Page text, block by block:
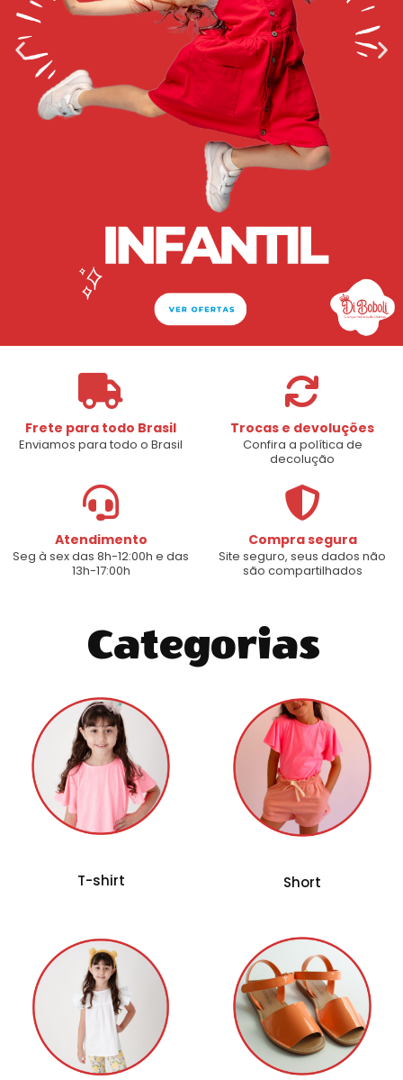
Frete para todo Brasil
Enviamos para todo o Brasil
Trocas e devoluções
Confira a política de
decolução
Atendimento
Seg à sex das 8h-12:00h e das
13h-17:00h
Compra segura
Site seguro, seus dados não
são compartilhados
Categorias
T-shirt Short